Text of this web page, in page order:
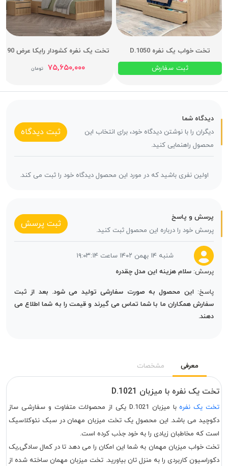
تخت خواب یک نفره D.1050
ثبت سفارش
تخت یک نفره کشودار رایکا عرض 90
۷۵,۶۵۰,۰۰۰ تومان
دیدگاه شما
دیگران را با نوشتن دیدگاه خود، برای انتخاب این
محصول راهنمایی کنید.
ثبت دیدگاه
اولین نفری باشید که در مورد این محصول دیدگاه خود را ثبت می کند.
پرسش و پاسخ
پرسش خود را درباره این محصول ثبت کنید.
ثبت پرسش
شنبه ۱۴ بهمن ۱۴۰۲ ساعت ۱۹:۰۳:۱۴
پرسش: سلام هزینه این مدل چقدره
پاسخ:این محصول به صورت سفارشی تولید می شود. بعد از ثبت
سفارش همکاران ما با شما تماس می گیرند و قیمت را به شما اطلاع می
دهند.
معرفی مشخصات
تخت یک نفره با میزبان D.1021
تخت یک نفره
با میزبان D.1021 یکی از محصولات متفاوت و سفارشی ساز
دکوچید می باشد. این محصول یک تخت میزبان مهمان در سبک نئوکلاسیک
است که مخاطبان زیادی را به خود جذب کرده است.
تخت خواب میزبان مهمان به شما این امکان را می دهد تا در کمال سادگی,یک
دکوراسیون کاربردی را به منزل تان بیاورید. تخت میزبان مهمان ساخته شده از